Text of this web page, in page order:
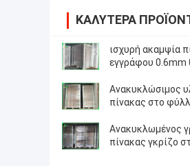
ΚΑΛΎΤΕΡΑ
ισχυρή ακαμψία
εγγράφου 0.6mm
Ανακυκλώσιμος
πίνακας στο
δαχτυλιδιών
Ανακυκλωμένος
πίνακας γκρίζο